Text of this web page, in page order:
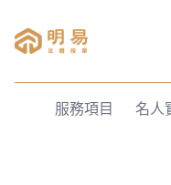
明易足體按摩
服務項目 名人